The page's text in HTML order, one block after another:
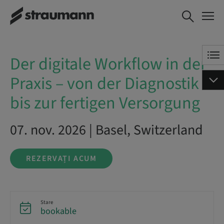
Der digitale Workflow in
der Praxis – von der
REZERVAȚI ACUM
Der digitale Workflow in der
Praxis – von der Diagnostik
bis zur fertigen Versorgung
07. nov. 2026 | Basel, Switzerland
REZERVAȚI ACUM
Stare
bookable